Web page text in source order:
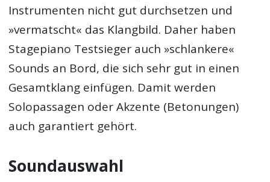
Instrumenten nicht gut durchsetzen und
»vermatscht« das Klangbild. Daher haben
Stagepiano Testsieger auch »schlankere«
Sounds an Bord, die sich sehr gut in einen
Gesamtklang einfügen. Damit werden
Solopassagen oder Akzente (Betonungen)
auch garantiert gehört.
Soundauswahl